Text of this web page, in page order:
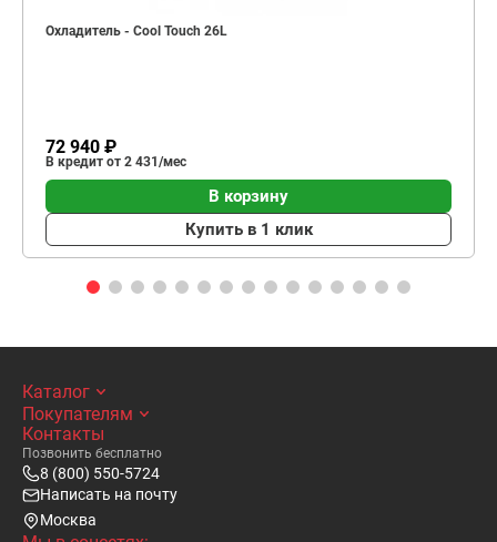
Охладитель - Cool Touch 26L
72 940 ₽
В кредит от 2 431/мес
В корзину
Купить в 1 клик
Каталог
Покупателям
Контакты
Позвонить бесплатно
8 (800) 550-5724
Написать на почту
Москва